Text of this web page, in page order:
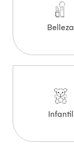
Belleza
Infantil